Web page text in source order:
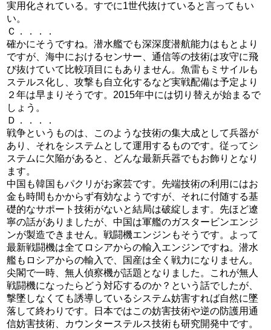
実用化されている。すでに1世代抜けていると言ってもい
い。
Ｃ．．．．
確かにそうですね。潜水艦でも深深度潜航能力はもとより
ですが、海中におけるセンサー、通信等の技術は攻守に飛
び抜けていて比較項目にもありません。魚雷もミサイルも
ステルス化し、攻撃も自立化するなど実戦配備は予定より
２年は早まりそうです。2015年中には切り替えが始まるで
しょう。
Ｄ．．．．
戦争というものは、このような技術の集大成として兵器が
あり、それをシステムとして運用するものです。従ってシ
ステムに欠陥があると、どんな最新兵器でもお飾りとなり
ます。
中国も韓国もパクリがお家芸です。先端技術の利用にはお
金も時間もかからず有効なようですが、それに付随する基
礎的なサポート技術がないと結局は破綻します。先ほど遼
寧の話がありましたが、中国は軍艦のガスタービンエンジ
ンが製造できません。戦闘機エンジンもそうです。よって
最新戦闘機は全てロシアからの輸入エンジンですね。潜水
艦もロシアからの輸入で、国産は全く戦力になりません。
尖閣で一時、無人偵察機が話題となりました。これが無人
戦闘機になったらどう対応するのか？という話でしたが、
撃墜しなくても誘導しているシステム妨害すれば自然に墜
落して終わりです。日本ではこの妨害技術や逆の防護用通
信妨害技術、カウンターステルス技術も研究開発中です。